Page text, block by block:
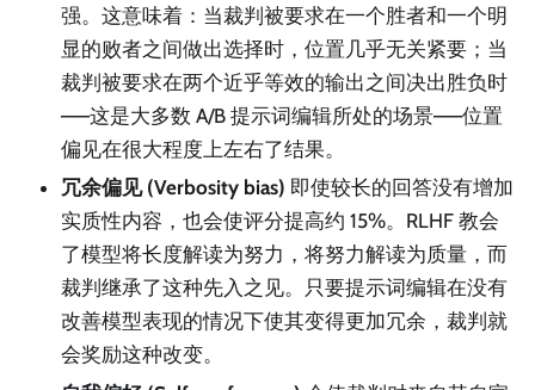
强。这意味着：当裁判被要求在一个胜者和一个明
显的败者之间做出选择时，位置几乎无关紧要；当
裁判被要求在两个近乎等效的输出之间决出胜负时
——这是大多数 A/B 提示词编辑所处的场景——位置
偏见在很大程度上左右了结果。
冗余偏见 (Verbosity bias) 即使较长的回答没有增加
实质性内容，也会使评分提高约 15%。RLHF 教会
了模型将长度解读为努力，将努力解读为质量，而
裁判继承了这种先入之见。只要提示词编辑在没有
改善模型表现的情况下使其变得更加冗余，裁判就
会奖励这种改变。